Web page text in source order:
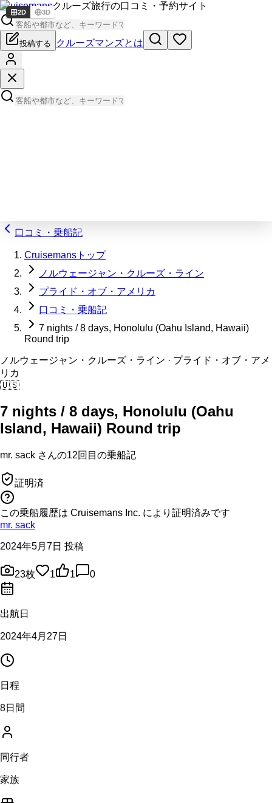
Cruisemansクルーズ旅行の口コミ・予約サイト
投稿する クルーズマンズとは
口コミ・乗船記
Cruisemansトップ
ノルウェージャン・クルーズ・ライン
プライド・オブ・アメリカ
口コミ・乗船記
7 nights / 8 days, Honolulu (Oahu Island, Hawaii)
Round trip
ノルウェージャン・クルーズ・ライン · プライド・オブ・アメ
リカ
🇺🇸
7 nights / 8 days, Honolulu (Oahu
Island, Hawaii) Round trip
mr. sack さんの12回目の乗船記
証明済
この乗船履歴は Cruisemans Inc. により証明済みです
mr. sack
2024年5月7日 投稿
23枚 1 1 0
出航日
2024年4月27日
日程
8日間
同行者
家族
2D 3D